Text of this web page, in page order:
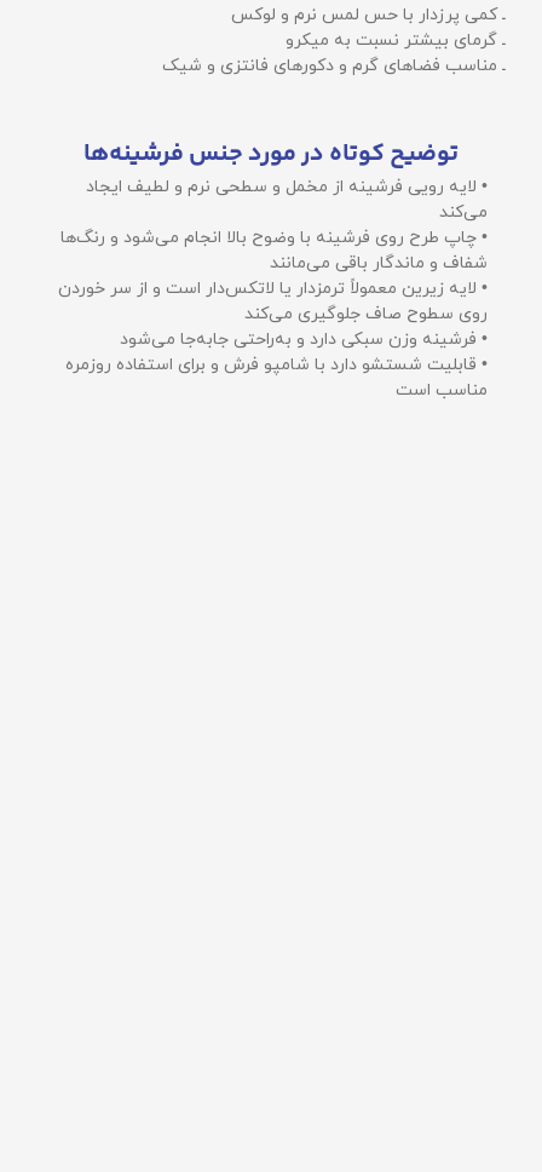
ـ کمی پرزدار با حس لمس نرم و لوکس
ـ گرمای بیشتر نسبت به میکرو
ـ مناسب فضاهای گرم و دکورهای فانتزی و شیک
توضیح کوتاه در مورد جنس فرشینه‌ها
• لایه رویی فرشینه از مخمل و سطحی نرم و لطیف ایجاد
می‌کند
• چاپ طرح روی فرشینه با وضوح بالا انجام می‌شود و رنگ‌ها
شفاف و ماندگار باقی می‌مانند
• لایه زیرین معمولاً ترمزدار یا لاتکس‌دار است و از سر خوردن
روی سطوح صاف جلوگیری می‌کند
• فرشینه وزن سبکی دارد و به‌راحتی جابه‌جا می‌شود
• قابلیت شستشو دارد با شامپو فرش و برای استفاده روزمره
مناسب است